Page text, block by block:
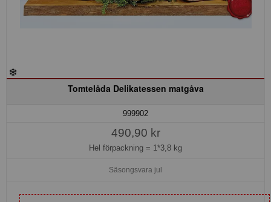
Tomtelåda Delikatessen matgåva
999902
490,90 kr
Hel förpackning = 1*3,8 kg
Säsongsvara jul